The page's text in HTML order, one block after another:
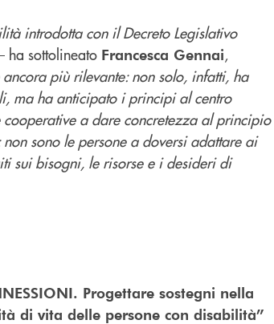
introdotta con il Decreto Legislativo
ha sottolineato Francesca Gennai,
più rilevante: non solo, infatti, ha
ma ha anticipato i principi al centro
a dare concretezza al principio
sono le persone a doversi adattare ai
sui bisogni, le risorse e i desideri di
Progettare sostegni nella
di vita delle persone con disabilità”